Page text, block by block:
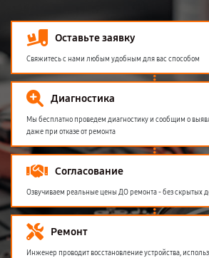
Оставьте заявку
Свяжитесь с нами любым удобным для вас способом
Диагностика
Мы бесплатно проведем диагностику и сообщим о
даже при отказе от ремонта
Согласование
Озвучиваем реальные цены ДО ремонта - без скрытых
Ремонт
Инженер проводит восстановление устройства,